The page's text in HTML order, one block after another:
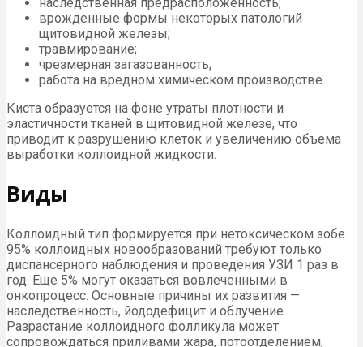
врожденные формы некоторых патологий
щитовидной железы;
травмирование;
чрезмерная загазованность;
работа на вредном химическом производстве.
Киста образуется на фоне утраты плотности и
эластичности тканей в щитовидной железе, что
приводит к разрушению клеток и увеличению объема
выработки коллоидной жидкости.
Виды
Коллоидный тип формируется при нетоксическом зобе.
95% коллоидных новообразований требуют только
диспансерного наблюдения и проведения УЗИ 1 раз в
год. Еще 5% могут оказаться вовлеченными в
онкопроцесс. Основные причины их развития —
наследственность, йододефицит и облучение.
Разрастание коллоидного фолликула может
сопровождаться приливами жара, потоотделением,